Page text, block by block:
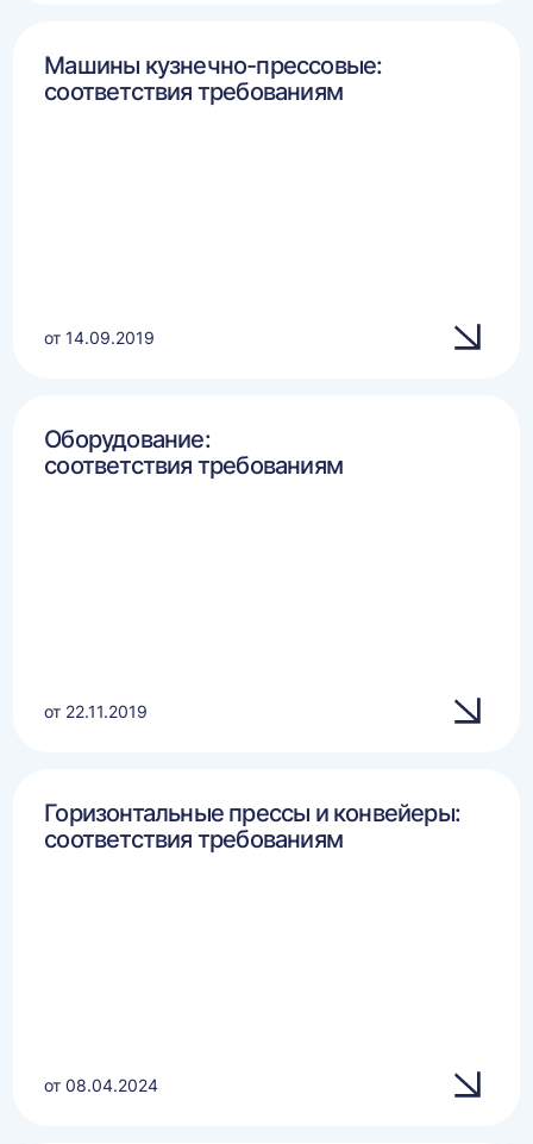
Машины кузнечно-прессовые:
соответствия требованиям
от 14.09.2019
Оборудование:
соответствия требованиям
от 22.11.2019
Горизонтальные прессы и конвейеры:
соответствия требованиям
от 08.04.2024